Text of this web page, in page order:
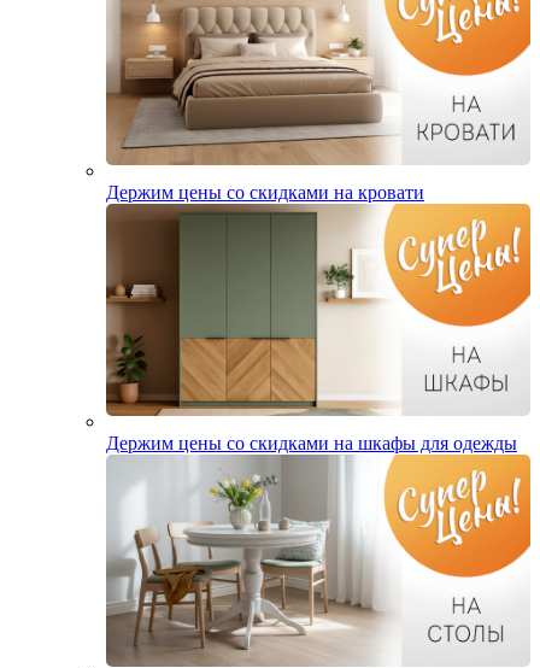
Держим цены со скидками на кровати
Держим цены со скидками на шкафы для одежды